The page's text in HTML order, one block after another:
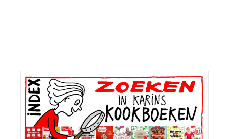
Primaire
Sidebar